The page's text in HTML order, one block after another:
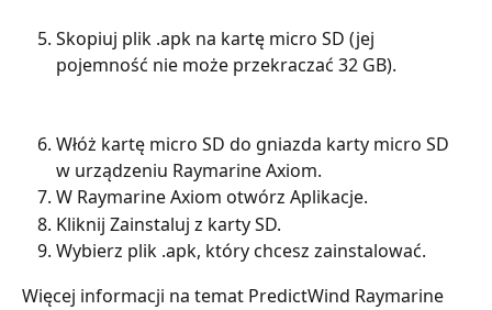
Skopiuj plik .apk na kartę micro SD (jej
pojemność nie może przekraczać 32 GB).
Włóż kartę micro SD do gniazda karty micro SD
w urządzeniu Raymarine Axiom.
W Raymarine Axiom otwórz Aplikacje.
Kliknij Zainstaluj z karty SD.
Wybierz plik .apk, który chcesz zainstalować.
Więcej informacji na temat PredictWind Raymarine